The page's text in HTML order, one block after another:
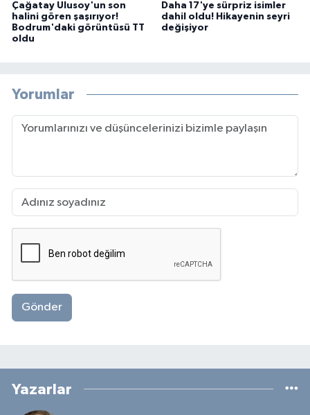
Çağatay Ulusoy'un son
halini gören şaşırıyor!
Bodrum'daki görüntüsü TT
oldu
Daha 17'ye sürpriz isimler
dahil oldu! Hikayenin seyri
değişiyor
Yorumlar
Gönder
Yazarlar